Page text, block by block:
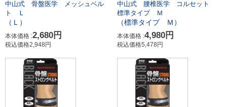
中山式 骨盤医学 メッシュベル
ト Ｌ
（Ｌ）
本体価格 :2,680円
税込価格2,948円
中山式 腰椎医学 コルセット
標準タイプ Ｍ
（標準タイプ Ｍ）
本体価格 :4,980円
税込価格5,478円